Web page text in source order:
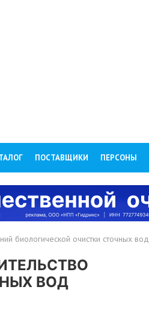
ПОСТАВЩИКИ ПЕРСОНЫ
биологической очистки сточных вод
ВОД